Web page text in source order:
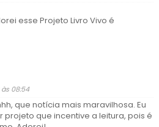
esse Projeto Livro Vivo é
08:54
que notícia mais maravilhosa. Eu
projeto que incentive a leitura, pois é